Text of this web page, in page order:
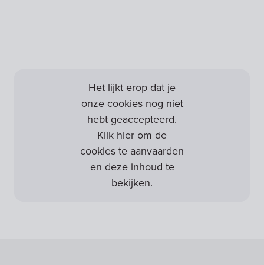
Het lijkt erop dat je
onze cookies nog niet
hebt geaccepteerd.
Klik hier om de
cookies te aanvaarden
en deze inhoud te
bekijken.